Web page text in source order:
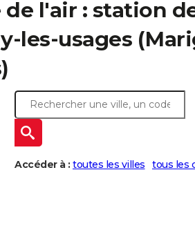
de l'air : station
les-usages
Accéder à : toutes les villes tous les